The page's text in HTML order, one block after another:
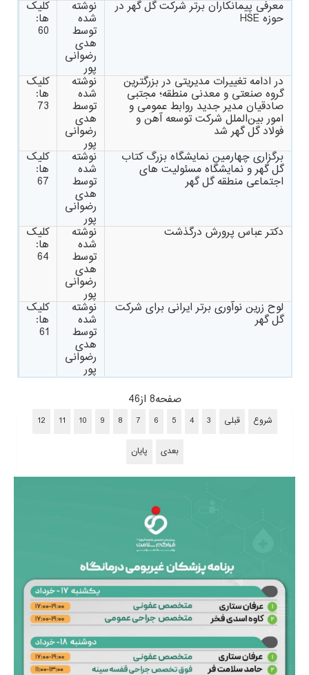
معرفی پیمانکاران برتر شرکت گل گهر در
حوزه HSE
نوشته
شده
توسط
هدی
رضوانی
پور
کلیک
ها:
60
در ادامه تغییرات مدیریتی در بزرگترین
گروه صنعتی و معدنی منطقه؛ مجتبی
صادقیان مدیر جدید روابط عمومی و
امور بین‌الملل شرکت توسعه آهن و
فولاد گل گهر شد
نوشته
شده
توسط
هدی
رضوانی
پور
کلیک
ها:
73
برگزاری چهارمین نمایشگاه بزرگ کتاب
گل گهر و نمایشگاه مسئولیت های
اجتماعی منطقه گل گهر
نوشته
شده
توسط
هدی
رضوانی
پور
کلیک
ها:
67
دکتر عباس پرورش درگذشت نوشته
شده
توسط
هدی
رضوانی
پور
کلیک
ها:
64
لوح زرین نوآوری برتر ایرانی برای شرکت
گل گهر
نوشته
شده
توسط
هدی
رضوانی
پور
کلیک
ها:
61
صفحه8 از46
شروع قبلی 10
12
بعدی پایان